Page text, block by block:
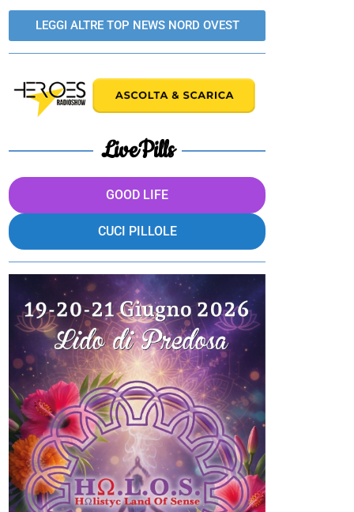
LEGGI ALTRE TOP NEWS NORD OVEST
LivePills
GOOD LIFE
CUCI PILLOLE